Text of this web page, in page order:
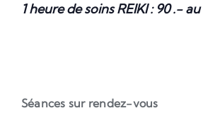
1 heure de soins REIKI : 90 .-
Séances sur rendez-vous